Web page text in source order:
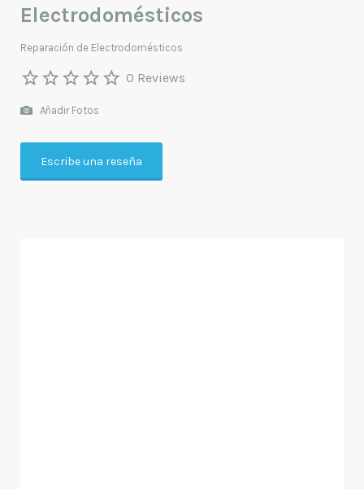
Electrodomésticos
Reparación de Electrodomésticos
0 Reviews
Añadir Fotos
Escribe una reseña